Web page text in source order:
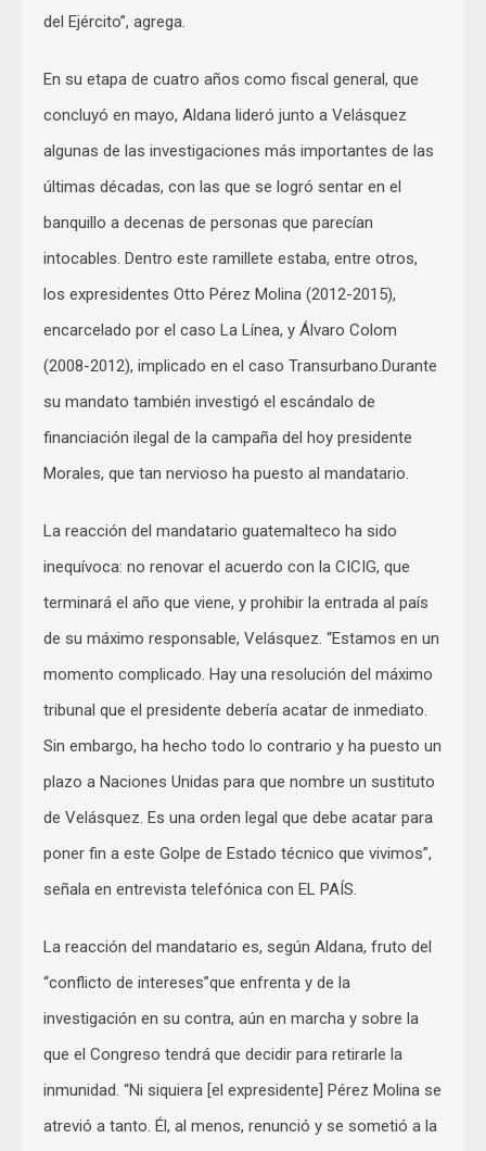
del Ejército”, agrega.
En su etapa de cuatro años como fiscal general, que
concluyó en mayo, Aldana lideró junto a Velásquez
algunas de las investigaciones más importantes de las
últimas décadas, con las que se logró sentar en el
banquillo a decenas de personas que parecían
intocables. Dentro este ramillete estaba, entre otros,
los expresidentes Otto Pérez Molina (2012-2015),
encarcelado por el caso La Línea, y Álvaro Colom
(2008-2012), implicado en el caso Transurbano.Durante
su mandato también investigó el escándalo de
financiación ilegal de la campaña del hoy presidente
Morales, que tan nervioso ha puesto al mandatario.
La reacción del mandatario guatemalteco ha sido
inequívoca: no renovar el acuerdo con la CICIG, que
terminará el año que viene, y prohibir la entrada al país
de su máximo responsable, Velásquez. “Estamos en un
momento complicado. Hay una resolución del máximo
tribunal que el presidente debería acatar de inmediato.
Sin embargo, ha hecho todo lo contrario y ha puesto un
plazo a Naciones Unidas para que nombre un sustituto
de Velásquez. Es una orden legal que debe acatar para
poner fin a este Golpe de Estado técnico que vivimos”,
señala en entrevista telefónica con EL PAÍS.
La reacción del mandatario es, según Aldana, fruto del
“conflicto de intereses”que enfrenta y de la
investigación en su contra, aún en marcha y sobre la
que el Congreso tendrá que decidir para retirarle la
inmunidad. “Ni siquiera [el expresidente] Pérez Molina se
atrevió a tanto. Él, al menos, renunció y se sometió a la